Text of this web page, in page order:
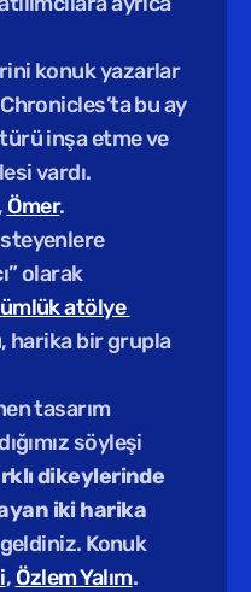
konuk yazarlar
Chronicles’ta bu ay
inşa etme ve
vardı.
Ömer.
olarak
atölye
harika bir grupla
tasarım
söyleşi
dikeylerinde
iki harika
Konuk
, Özlem Yalım.